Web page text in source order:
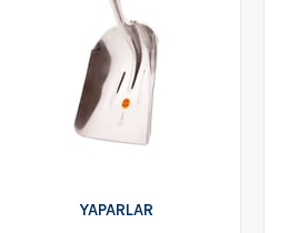
YAPARLAR